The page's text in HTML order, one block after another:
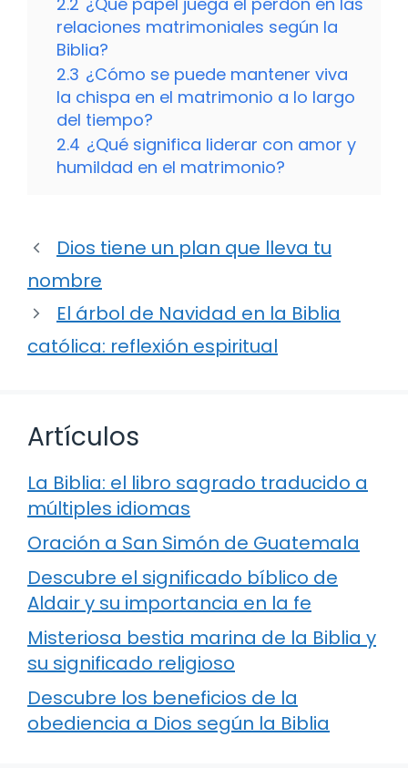
relaciones matrimoniales según la
Biblia?
2.3 ¿Cómo se puede mantener viva
la chispa en el matrimonio a lo largo
del tiempo?
2.4 ¿Qué significa liderar con amor y
humildad en el matrimonio?
Dios tiene un plan que lleva tu
nombre
El árbol de Navidad en la Biblia
católica: reflexión espiritual
Artículos
La Biblia: el libro sagrado traducido a
múltiples idiomas
Oración a San Simón de Guatemala
Descubre el significado bíblico de
Aldair y su importancia en la fe
Misteriosa bestia marina de la Biblia y
su significado religioso
Descubre los beneficios de la
obediencia a Dios según la Biblia